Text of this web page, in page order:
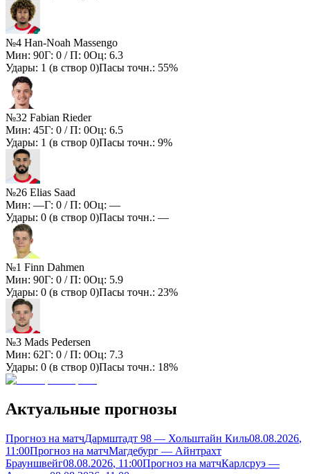
№4 Han-Noah Massengo
Мин: 90Г: 0 / П: 0Оц: 6.3
Удары: 1 (в створ 0)Пасы точн.: 55%
№32 Fabian Rieder
Мин: 45Г: 0 / П: 0Оц: 6.5
Удары: 1 (в створ 0)Пасы точн.: 9%
№26 Elias Saad
Мин: —Г: 0 / П: 0Оц: —
Удары: 0 (в створ 0)Пасы точн.: —
№1 Finn Dahmen
Мин: 90Г: 0 / П: 0Оц: 5.9
Удары: 0 (в створ 0)Пасы точн.: 23%
№3 Mads Pedersen
Мин: 62Г: 0 / П: 0Оц: 7.3
Удары: 0 (в створ 0)Пасы точн.: 18%
Актуальные прогнозы
Прогноз на матчДармштадт 98 — Хольштайн Киль08.08.2026,
11:00Прогноз на матчМагдебург — Айнтрахт
Брауншвейг08.08.2026, 11:00Прогноз на матчКарлсруэ —